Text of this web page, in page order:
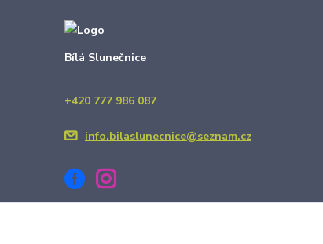
Bílá Slunečnice
+420 777 986 087
info.bilaslunecnice@seznam.cz